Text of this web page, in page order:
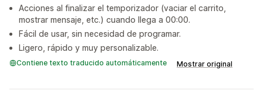
Acciones al finalizar el temporizador (vaciar el carrito,
mostrar mensaje, etc.) cuando llega a 00:00.
Fácil de usar, sin necesidad de programar.
Ligero, rápido y muy personalizable.
Contiene texto traducido automáticamente Mostrar original